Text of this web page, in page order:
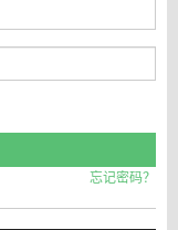
忘记密码？